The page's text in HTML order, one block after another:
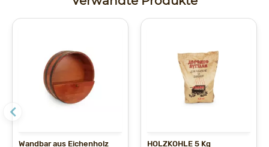
Wandbar aus Eichenholz
HOLZKOHLE 5 Kg